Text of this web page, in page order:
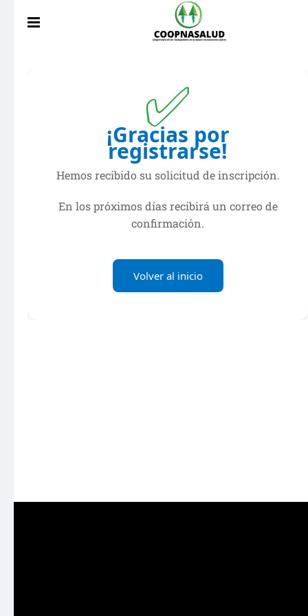
✅
¡Gracias por
registrarse!
Hemos recibido su solicitud de inscripción.
En los próximos días recibirá un correo de
confirmación.
Volver al inicio